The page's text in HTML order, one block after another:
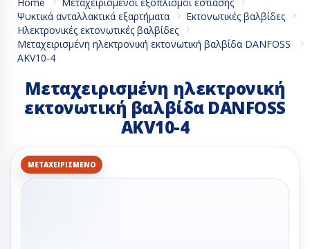
Ψυκτικά ανταλλακτικά εξαρτήματα
Εκτονωτικές βαλβίδες
Ηλεκτρονικές εκτονωτικές βαλβίδες
Μεταχειρισμένη ηλεκτρονική εκτονωτική βαλβίδα DANFOSS
AKV10-4
Μεταχειρισμένη ηλεκτρονική
εκτονωτική βαλβίδα DANFOSS
AKV10-4
ΜΕΤΑΧΕΙΡΙΣΜΈΝΟ